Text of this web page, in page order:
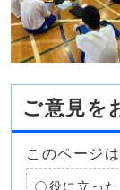
ご意見を
このページ
役に立った